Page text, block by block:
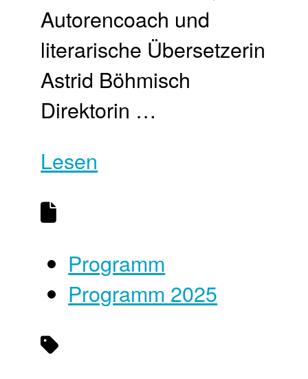
Autorencoach und
literarische Übersetzerin
Astrid Böhmisch
Direktorin …
Lesen
Programm
Programm 2025